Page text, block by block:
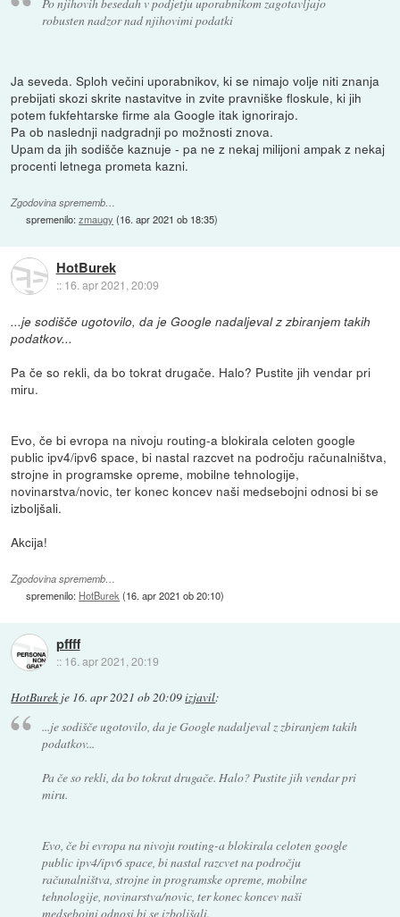
robusten nadzor nad njihovimi podatki
Ja seveda. Sploh večini uporabnikov, ki se nimajo volje niti znanja
prebijati skozi skrite nastavitve in zvite pravniške floskule, ki jih
potem fukfehtarske firme ala Google itak ignorirajo.
Pa ob naslednji nadgradnji po možnosti znova.
Upam da jih sodišče kaznuje - pa ne z nekaj milijoni ampak z nekaj
procenti letnega prometa kazni.
Zgodovina sprememb…
spremenilo:zmaugy (16. apr 2021 ob 18:35)
HotBurek
:: 16. apr 2021, 20:09
...je sodišče ugotovilo, da je Google nadaljeval z zbiranjem takih
podatkov...
Pa če so rekli, da bo tokrat drugače. Halo? Pustite jih vendar pri
miru.
Evo, če bi evropa na nivoju routing-a blokirala celoten google
public ipv4/ipv6 space, bi nastal razcvet na področju računalništva,
strojne in programske opreme, mobilne tehnologije,
novinarstva/novic, ter konec koncev naši medsebojni odnosi bi se
izboljšali.
Akcija!
Zgodovina sprememb…
spremenilo: HotBurek (16. apr 2021 ob 20:10)
pffff
:: 16. apr 2021, 20:19
HotBurek je 16. apr 2021 ob 20:09izjavil:
...je sodišče ugotovilo, da je Google nadaljeval z zbiranjem takih
podatkov...
Pa če so rekli, da bo tokrat drugače. Halo? Pustite jih vendar pri
miru.
Evo, če bi evropa na nivoju routing-a blokirala celoten google
public ipv4/ipv6 space, bi nastal razcvet na področju
računalništva, strojne in programske opreme, mobilne
tehnologije, novinarstva/novic, ter konec koncev naši
medsebojni odnosi bi se izboljšali.